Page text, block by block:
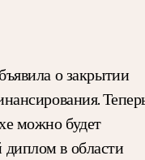
о закрытии
можно будет
в области